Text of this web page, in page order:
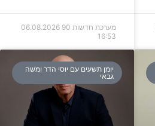
מערכת חדשות 90
06.08.2026
16:53
יומן תשעים עם יוסי הדר ומשה
גבאי